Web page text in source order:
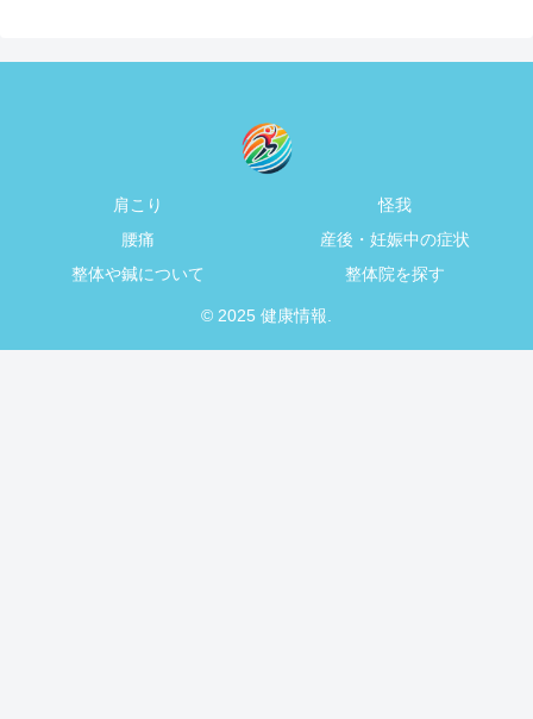
肩こり
怪我
腰痛
産後・妊娠中の症状
整体や鍼について
整体院を探す
© 2025 健康情報.